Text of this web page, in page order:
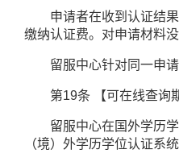
申请者在收到认证结果
缴纳认证费。对申请材料
留服中心针对同一申请
第19条 【可在线查询
留服中心在国外学历学
（境）外学历学位认证系